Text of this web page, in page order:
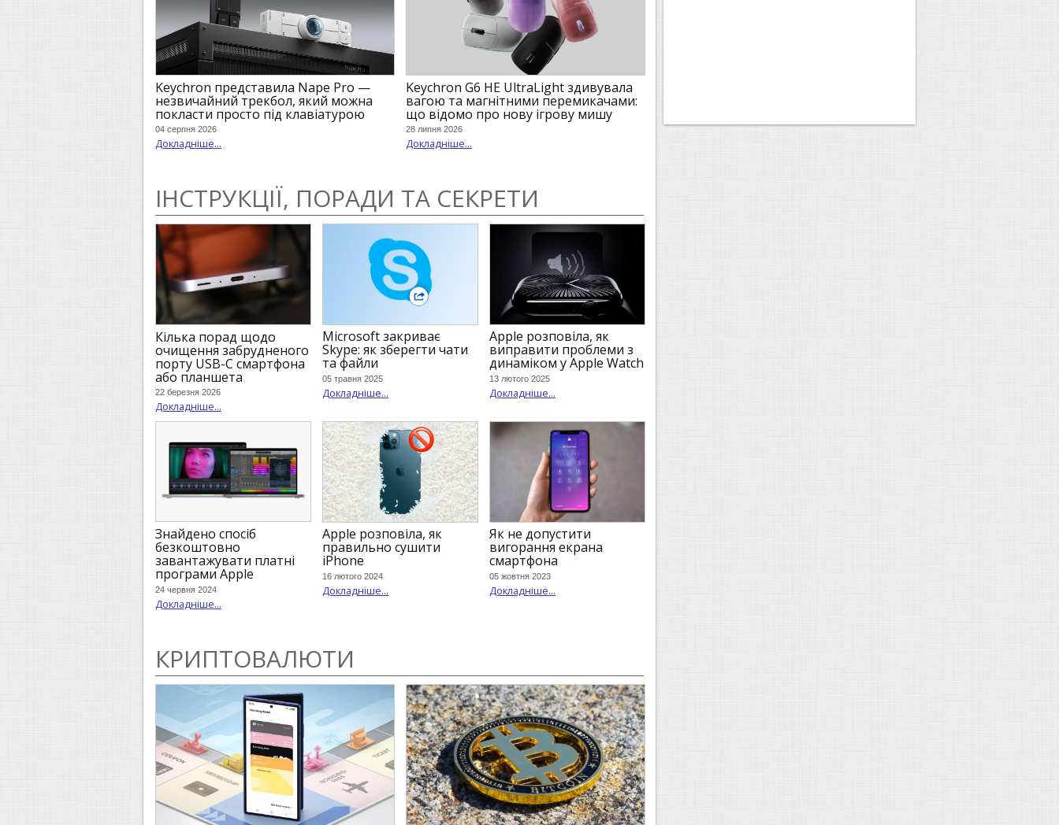
Keychron представила Nape Pro —
незвичайний трекбол, який можна
покласти просто під клавіатурою
04 серпня 2026
Докладніше...
Keychron G6 HE UltraLight здивувала
вагою та магнітними перемикачами:
що відомо про нову ігрову мишу
28 липня 2026
Докладніше...
ІНСТРУКЦІЇ, ПОРАДИ ТА СЕКРЕТИ
Кілька порад щодо
очищення забрудненого
порту USB-C смартфона
або планшета
22 березня 2026
Докладніше...
Microsoft закриває
Skype: як зберегти чати
та файли
05 травня 2025
Докладніше...
Apple розповіла, як
виправити проблеми з
динаміком у Apple Watch
13 лютого 2025
Докладніше...
Знайдено спосіб
безкоштовно
завантажувати платні
програми Apple
24 червня 2024
Докладніше...
Apple розповіла, як
правильно сушити
iPhone
16 лютого 2024
Докладніше...
Як не допустити
вигорання екрана
смартфона
05 жовтня 2023
Докладніше...
КРИПТОВАЛЮТИ